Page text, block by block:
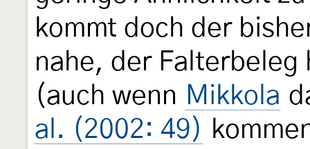
kommt doch der
nahe, der
(auch wenn Mikkola
al. (2002: 49)